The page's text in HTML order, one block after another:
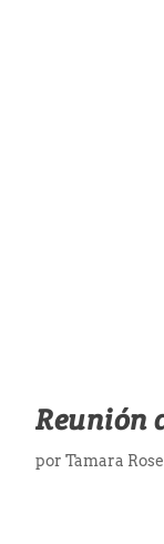
Reunión
por Tamara